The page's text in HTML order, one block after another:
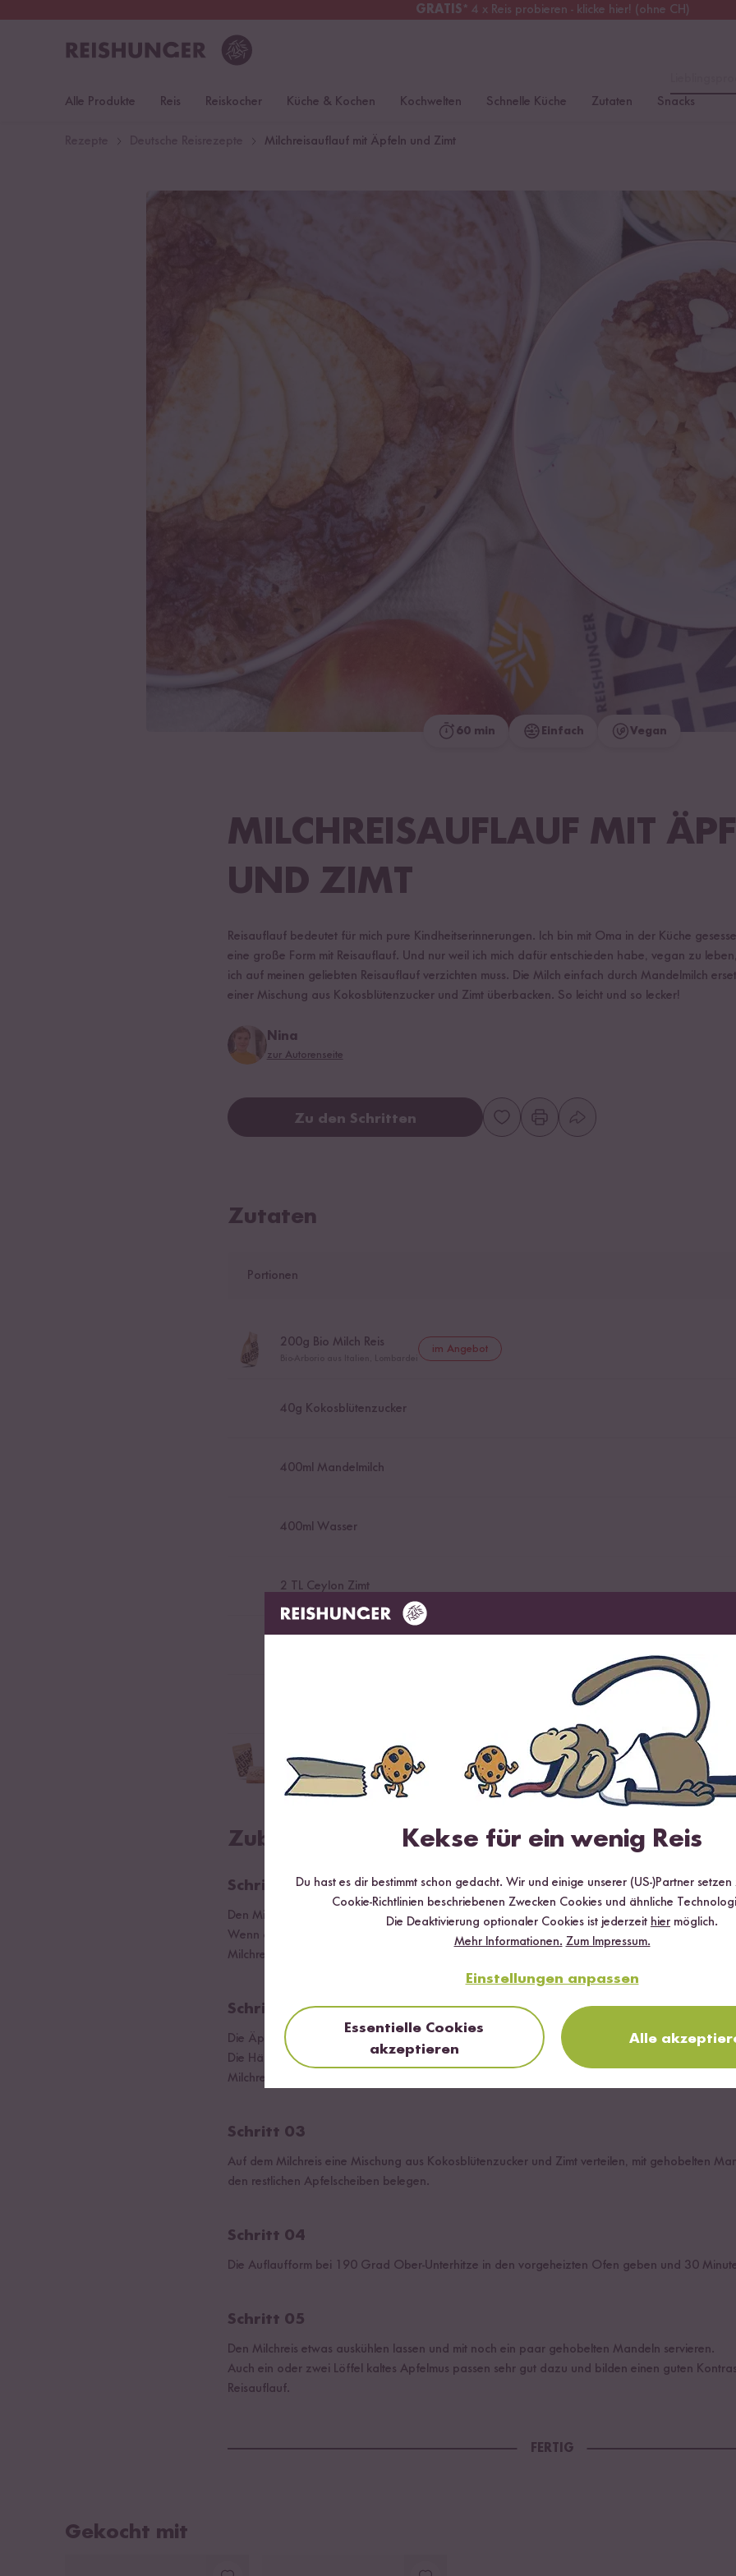
GRATIS* 4 x Reis probieren - klicke hier! (ohne CH)
Kostenloser Versand
Alle Produkte Reis Reiskocher Küche & Kochen Kochwelten Schnelle Küche Zutaten Snacks
Milchreisauflauf mit Äpfeln und Zimt
60 min Einfach Vegan
MILCHREISAUFLAUF MIT
UND ZIMT
Reisauflauf bedeutet für mich pure Kindheitserinnerungen. Ich bin mit Oma in der Küche
eine große Form mit Reisauflauf. Und nur weil ich mich dafür entschieden habe, vegan zu
ich auf meinen geliebten Reisauflauf verzichten muss. Die Milch einfach durch Mandelmilch
einer Mischung aus Kokosblütenzucker und Zimt überbacken. So leicht und so lecker!
Nina
zur Autorenseite
Zu den Schritten
Zutaten
Portionen
200g Bio Milch Reis im Angebot
40g Kokosblütenzucker
400ml Mandelmilch
400ml Wasser
2 TL Ceylon Zimt
EL Bio Mandeln
Feine und gehobelte Mandelblätter
Zubereitung
Schritt 01
Den Milchreis in einen Topf geben und mit Wasser aufkochen.
Wenn das Wasser komplett verkocht ist, Mandelmilch, Kokosblütenzucker, Zimt und eine Prise
Milchreis köcheln lassen, bis das die komplette Flüssigkeit aufgesogen ist.
Schritt 02
Die Äpfel schälen, vierteln und in dünne Scheiben schneiden.
Die Hälfte des fertigen Milchreis in eine Auflaufform füllen, die Apfelscheiben darauf legen und
Milchreis darauf verteilen.
Schritt 03
Auf dem Milchreis eine Mischung aus Kokosblütenzucker und Zimt verteilen, mit gehobelten
den restlichen Apfelscheiben belegen.
Schritt 04
Die Auflaufform bei 190 Grad Ober-Unterhitze in den vorgeheizten Ofen geben und 30
Schritt 05
Den Milchreis etwas auskühlen lassen und mit noch ein paar gehobelten Mandeln servieren.
Auch ein oder zwei Löffel kaltes Apfelmus passen sehr gut dazu und bilden einen guten
Reisauflauf.
FERTIG
Gekocht mit
Kekse für ein wenig Reis
Du hast es dir bestimmt schon gedacht. Wir und einige unserer (US-)Partner
Cookie-Richtlinien beschriebenen Zwecken Cookies und ähnliche
Die Deaktivierung optionaler Cookies ist jederzeit hier möglich.
Mehr Informationen. Zum Impressum.
Einstellungen anpassen
Essentielle Cookies
akzeptieren
Alle